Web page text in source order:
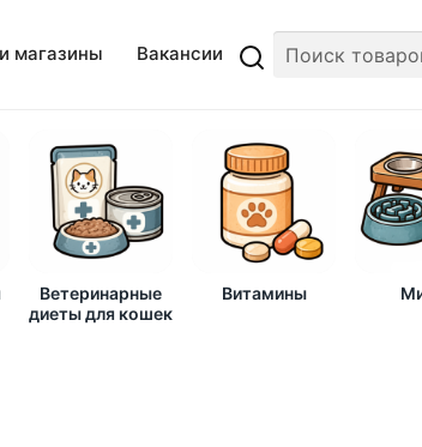
магазины Вакансии
Ветеринарные
диеты для кошек
Витамины